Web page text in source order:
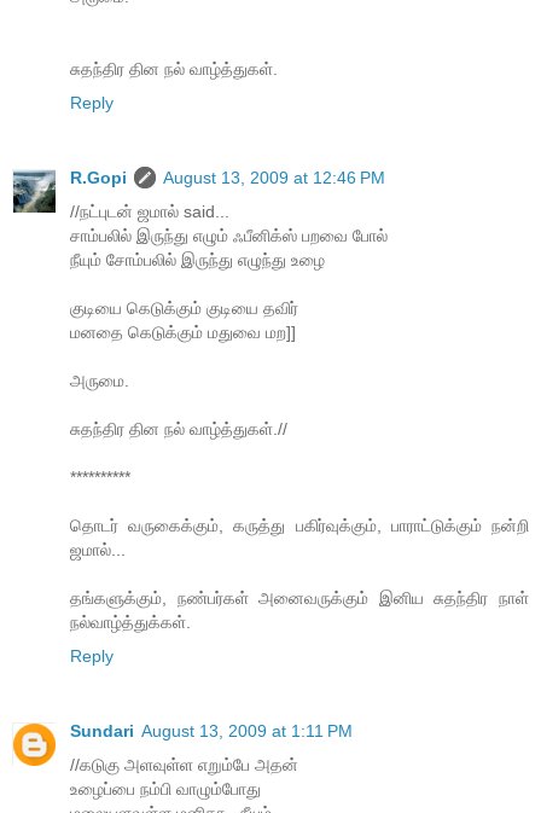
சுதந்திர தின நல் வாழ்த்துகள்.
Reply
R.Gopi
August 13, 2009 at 12:46 PM
//நட்புடன் ஜமால் said...
சாம்பலில் இருந்து எழும் ஃபீனிக்ஸ் பறவை போல்
நீயும் சோம்பலில் இருந்து எழுந்து உழை
குடியை கெடுக்கும் குடியை தவிர்
மனதை கெடுக்கும் மதுவை மற]]
அருமை.
சுதந்திர தின நல் வாழ்த்துகள்.//
**********
தொடர் வருகைக்கும், கருத்து பகிர்வுக்கும், பாராட்டுக்கும் நன்றி
ஜமால்...
தங்களுக்கும், நண்பர்கள் அனைவருக்கும் இனிய சுதந்திர நாள்
நல்வாழ்த்துக்கள்.
Reply
Sundari August 13, 2009 at 1:11 PM
//கடுகு அளவுள்ள எறும்பே அதன்
உழைப்பை நம்பி வாழும்போது